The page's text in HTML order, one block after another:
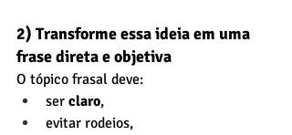
2) Transforme essa ideia em uma
frase direta e objetiva
O tópico frasal deve:
ser claro,
evitar rodeios,